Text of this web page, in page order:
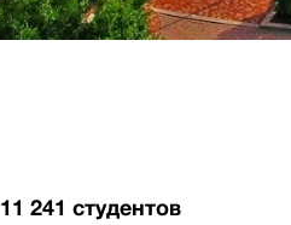
11 241 студентов